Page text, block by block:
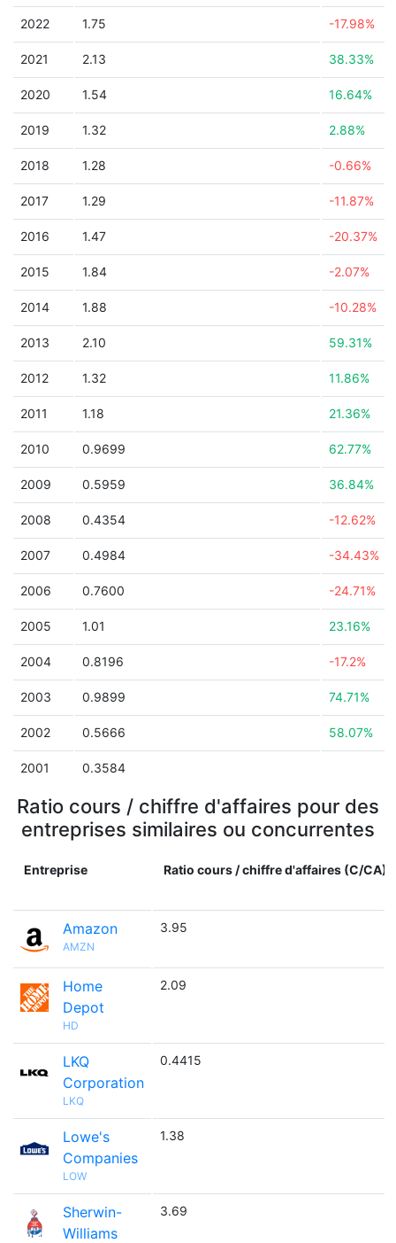
2022 1.75 -17.98%
2021 2.13 38.33%
2020 1.54 16.64%
2019 1.32 2.88%
2018 1.28 -0.66%
2017 1.29 -11.87%
2016 1.47 -20.37%
2015 1.84 -2.07%
2014 1.88 -10.28%
2013 2.10 59.31%
2012 1.32 11.86%
2011 1.18 21.36%
2010 0.9699 62.77%
2009 0.5959 36.84%
2008 0.4354 -12.62%
2007 0.4984 -34.43%
2006 0.7600 -24.71%
2005 1.01 23.16%
2004 0.8196 -17.2%
2003 0.9899 74.71%
2002 0.5666 58.07%
2001 0.3584
Ratio cours / chiffre d'affaires pour des
entreprises similaires ou concurrentes
Entreprise Ratio cours / chiffre d'affaires (C/CA)
Amazon
AMZN
3.95
Home
Depot
HD
2.09
LKQ
Corporation
LKQ
0.4415
Lowe's
Companies
LOW
1.38
Sherwin-
Williams
3.69